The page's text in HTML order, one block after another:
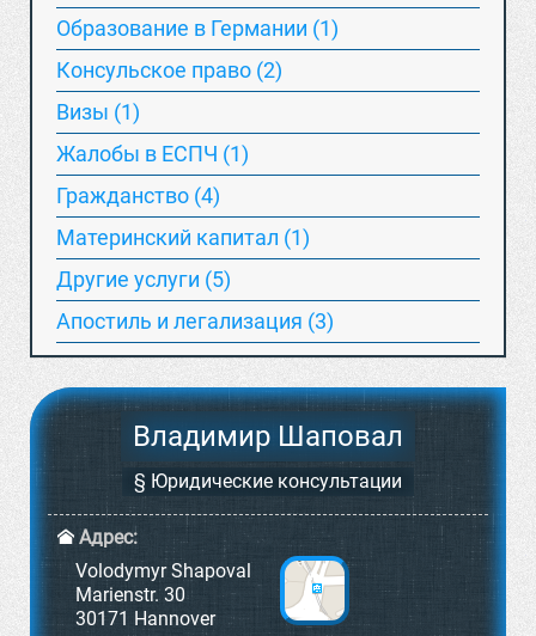
Образование в Германии (1)
Консульское право (2)
Визы (1)
Жалобы в ЕСПЧ (1)
Гражданство (4)
Материнский капитал (1)
Другие услуги (5)
Апостиль и легализация (3)
Владимир Шаповал
§ Юридические консультации
Адрес:
Volodymyr Shapoval
Marienstr. 30
30171 Hannover